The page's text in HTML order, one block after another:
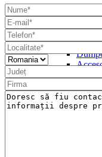
Utilaje
Statii